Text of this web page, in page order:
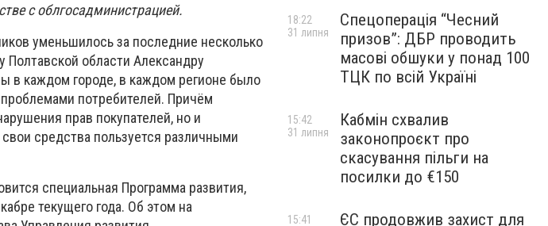
с облгосадминистрацией.
уменьшилось за последние несколько
Полтавской области Александру
в каждом городе, в каждом регионе было
потребителей. Причём
прав покупателей, но и
средства пользуется различными
специальная Программа развития,
текущего года. Об этом на
Спецоперація “Чесний
призов”: ДБР проводить
масові обшуки у понад 100
ТЦК по всій Україні
18:22
31 липня
Кабмін схвалив
законопроєкт про
скасування пільги на
посилки до €150
15:42
31 липня
ЄС продовжив захист для
15:41